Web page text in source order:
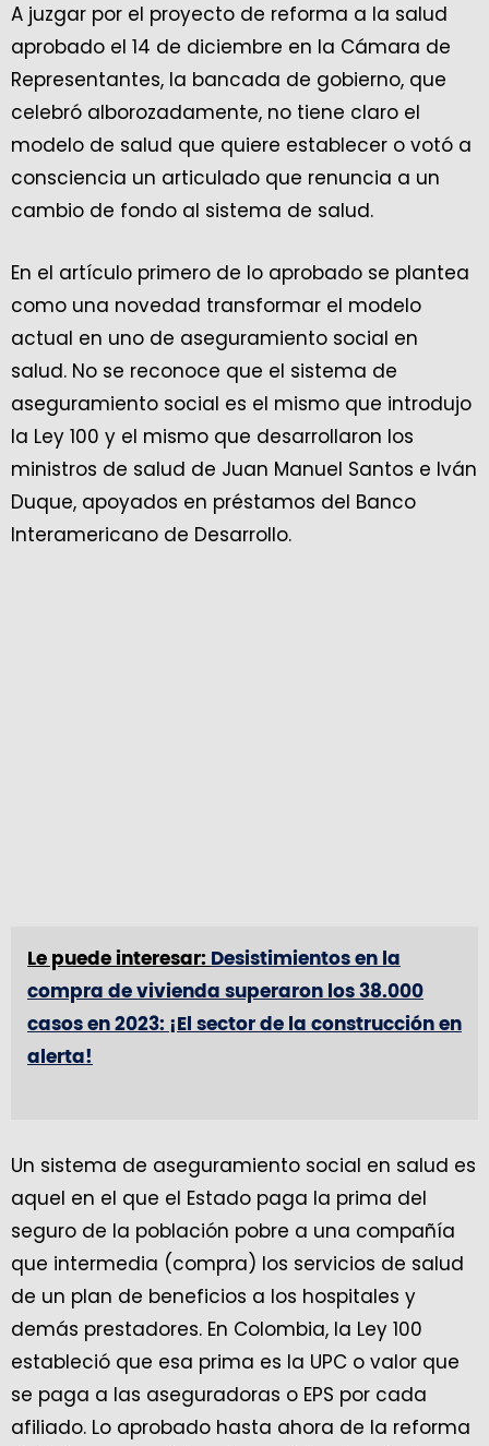
A juzgar por el proyecto de reforma a la salud
aprobado el 14 de diciembre en la Cámara de
Representantes, la bancada de gobierno, que
celebró alborozadamente, no tiene claro el
modelo de salud que quiere establecer o votó a
consciencia un articulado que renuncia a un
cambio de fondo al sistema de salud.
En el artículo primero de lo aprobado se plantea
como una novedad transformar el modelo
actual en uno de aseguramiento social en
salud. No se reconoce que el sistema de
aseguramiento social es el mismo que introdujo
la Ley 100 y el mismo que desarrollaron los
ministros de salud de Juan Manuel Santos e Iván
Duque, apoyados en préstamos del Banco
Interamericano de Desarrollo.
Le puede interesar: Desistimientos en la
compra de vivienda superaron los 38.000
casos en 2023: ¡El sector de la construcción en
alerta!
Un sistema de aseguramiento social en salud es
aquel en el que el Estado paga la prima del
seguro de la población pobre a una compañía
que intermedia (compra) los servicios de salud
de un plan de beneficios a los hospitales y
demás prestadores. En Colombia, la Ley 100
estableció que esa prima es la UPC o valor que
se paga a las aseguradoras o EPS por cada
afiliado. Lo aprobado hasta ahora de la reforma